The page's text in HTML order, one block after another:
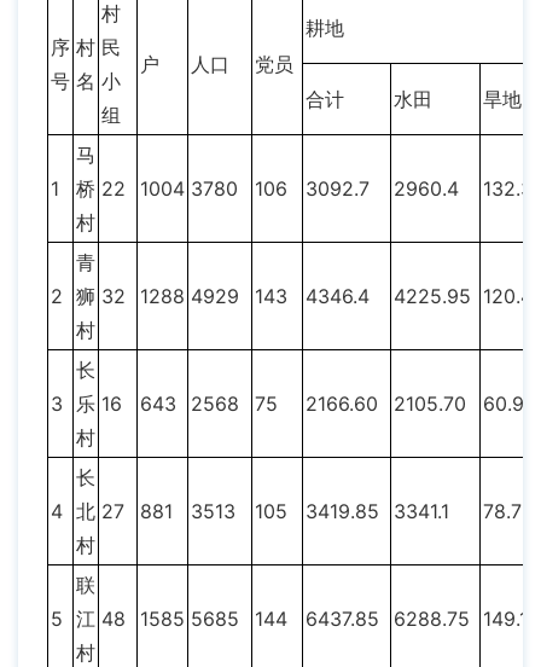
序
号
村
名
村
民
小
组
户 人口 党员
耕地
合计 水田 旱地
1
马
桥
村
22 1004 3780 106 3092.7 2960.4 132.3
2
青
狮
村
32 1288 4929 143 4346.4 4225.95
3
长
乐
村
16 643 2568 75 2166.60 2105.70 60.90
4
长
北
村
27 881 3513 105 3419.85 3341.1 78.75
5
联
江
村
48 1585 5685 144 6437.85 6288.75 149.1